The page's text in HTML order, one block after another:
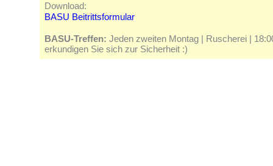
Download:
BASU Beitrittsformular
BASU-Treffen: Jeden zweiten Montag | Ruscherei |
erkundigen Sie sich zur Sicherheit :)